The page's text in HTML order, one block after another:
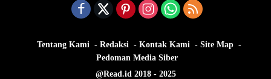
Tentang Kami Redaksi Kontak Kami
Site Map
Pedoman Media Siber
@Read.id 2018 - 2025